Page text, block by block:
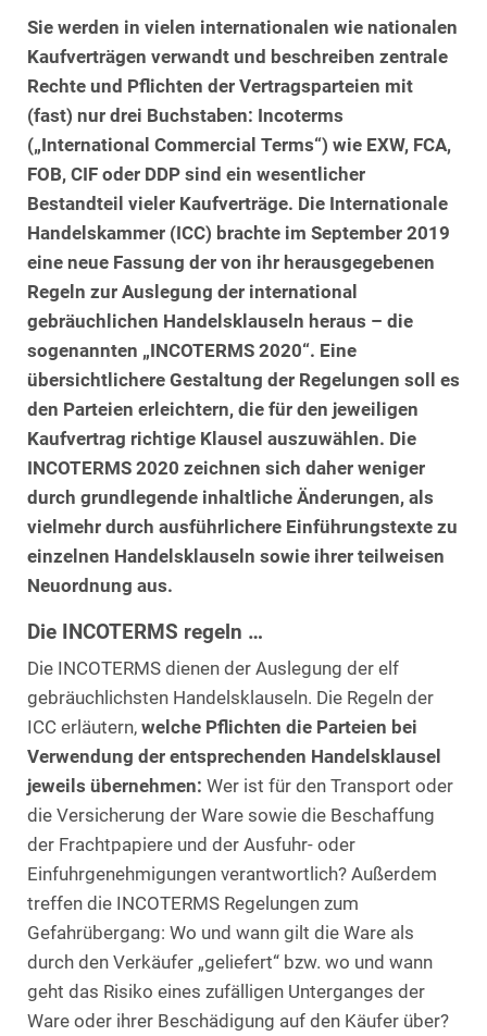
Sie werden in vielen internationalen wie nationalen
Kaufverträgen verwandt und beschreiben zentrale
Rechte und Pflichten der Vertragsparteien mit
(fast) nur drei Buchstaben: Incoterms
(„International Commercial Terms“) wie EXW, FCA,
FOB, CIF oder DDP sind ein wesentlicher
Bestandteil vieler Kaufverträge. Die Internationale
Handelskammer (ICC) brachte im September 2019
eine neue Fassung der von ihr herausgegebenen
Regeln zur Auslegung der international
gebräuchlichen Handelsklauseln heraus – die
sogenannten „INCOTERMS 2020“. Eine
übersichtlichere Gestaltung der Regelungen soll es
den Parteien erleichtern, die für den jeweiligen
Kaufvertrag richtige Klausel auszuwählen. Die
INCOTERMS 2020 zeichnen sich daher weniger
durch grundlegende inhaltliche Änderungen, als
vielmehr durch ausführlichere Einführungstexte zu
einzelnen Handelsklauseln sowie ihrer teilweisen
Neuordnung aus.
Die INCOTERMS regeln …
Die INCOTERMS dienen der Auslegung der elf
gebräuchlichsten Handelsklauseln. Die Regeln der
ICC erläutern, welche Pflichten die Parteien bei
Verwendung der entsprechenden Handelsklausel
jeweils übernehmen: Wer ist für den Transport oder
die Versicherung der Ware sowie die Beschaffung
der Frachtpapiere und der Ausfuhr- oder
Einfuhrgenehmigungen verantwortlich? Außerdem
treffen die INCOTERMS Regelungen zum
Gefahrübergang: Wo und wann gilt die Ware als
durch den Verkäufer „geliefert“ bzw. wo und wann
geht das Risiko eines zufälligen Unterganges der
Ware oder ihrer Beschädigung auf den Käufer über?